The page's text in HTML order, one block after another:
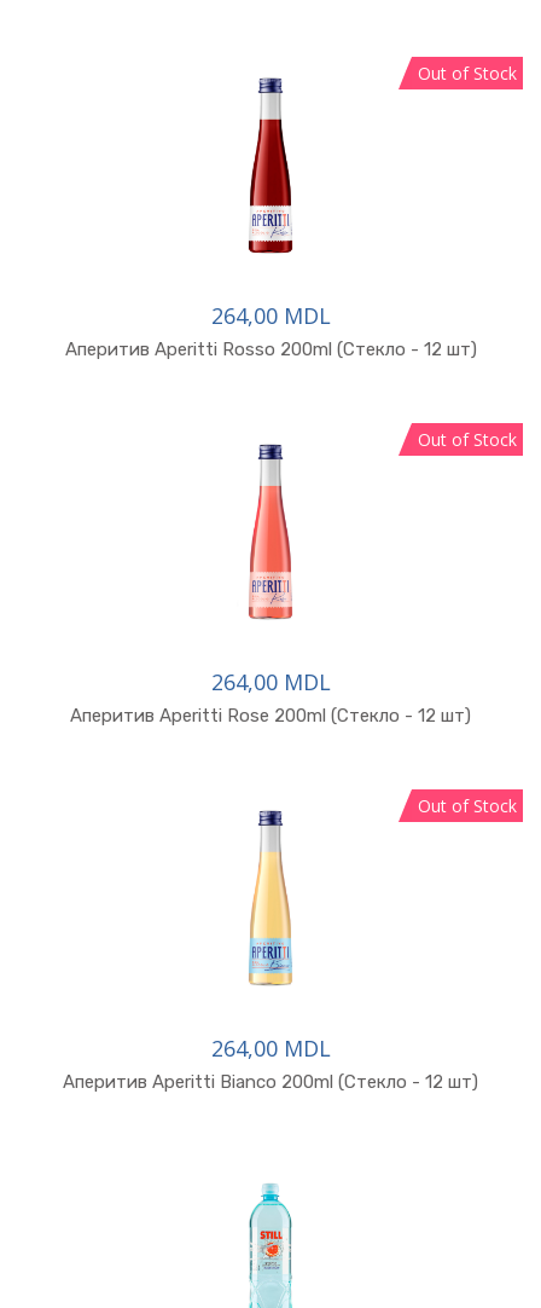
Out of Stock
264,00 MDL
Аперитив Aperitti Rosso 200ml (Стекло - 12 шт)
Out of Stock
264,00 MDL
Аперитив Aperitti Rose 200ml (Стекло - 12 шт)
Out of Stock
264,00 MDL
Аперитив Aperitti Bianco 200ml (Стекло - 12 шт)